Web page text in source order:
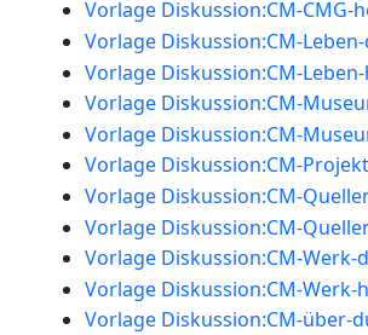
Vorlage Diskussion:CM-CMG-
Vorlage Diskussion:CM-
Vorlage Diskussion:CM-
Vorlage Diskussion:CM-
Vorlage Diskussion:CM-
Vorlage Diskussion:CM-
Vorlage Diskussion:CM-
Vorlage Diskussion:CM-
Vorlage Diskussion:CM-Werk-
Vorlage Diskussion:CM-Werk-
Vorlage Diskussion:CM-über-